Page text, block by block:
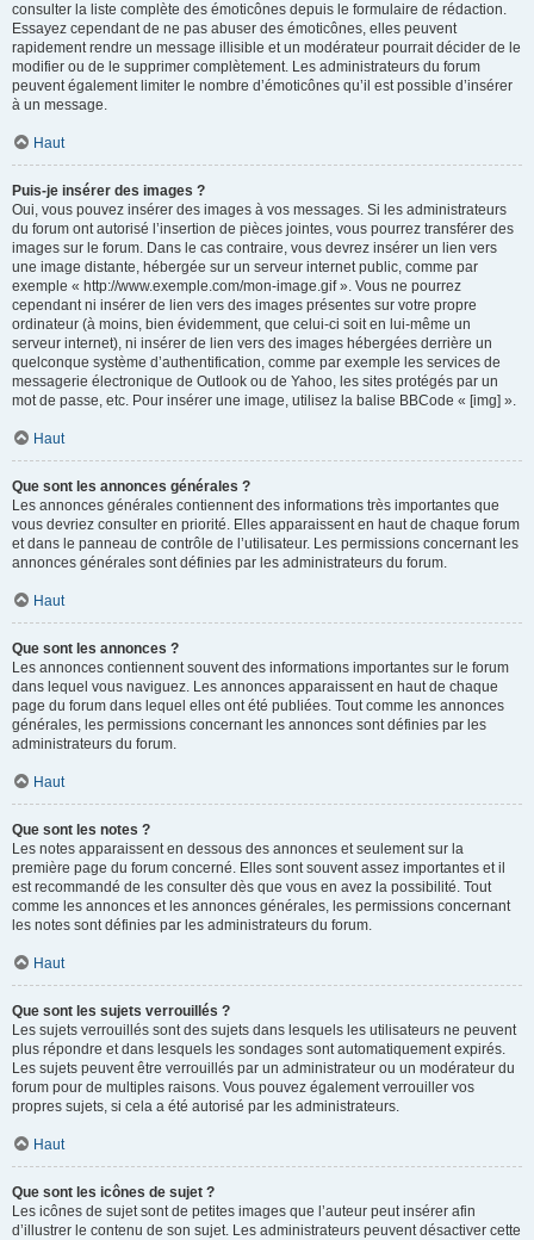
consulter la liste complète des émoticônes depuis le formulaire de rédaction.
Essayez cependant de ne pas abuser des émoticônes, elles peuvent
rapidement rendre un message illisible et un modérateur pourrait décider de le
modifier ou de le supprimer complètement. Les administrateurs du forum
peuvent également limiter le nombre d’émoticônes qu’il est possible d’insérer
à un message.
Haut
Puis-je insérer des images ?
Oui, vous pouvez insérer des images à vos messages. Si les administrateurs
du forum ont autorisé l’insertion de pièces jointes, vous pourrez transférer des
images sur le forum. Dans le cas contraire, vous devrez insérer un lien vers
une image distante, hébergée sur un serveur internet public, comme par
exemple « http://www.exemple.com/mon-image.gif ». Vous ne pourrez
cependant ni insérer de lien vers des images présentes sur votre propre
ordinateur (à moins, bien évidemment, que celui-ci soit en lui-même un
serveur internet), ni insérer de lien vers des images hébergées derrière un
quelconque système d’authentification, comme par exemple les services de
messagerie électronique de Outlook ou de Yahoo, les sites protégés par un
mot de passe, etc. Pour insérer une image, utilisez la balise BBCode « [img] ».
Haut
Que sont les annonces générales ?
Les annonces générales contiennent des informations très importantes que
vous devriez consulter en priorité. Elles apparaissent en haut de chaque forum
et dans le panneau de contrôle de l’utilisateur. Les permissions concernant les
annonces générales sont définies par les administrateurs du forum.
Haut
Que sont les annonces ?
Les annonces contiennent souvent des informations importantes sur le forum
dans lequel vous naviguez. Les annonces apparaissent en haut de chaque
page du forum dans lequel elles ont été publiées. Tout comme les annonces
générales, les permissions concernant les annonces sont définies par les
administrateurs du forum.
Haut
Que sont les notes ?
Les notes apparaissent en dessous des annonces et seulement sur la
première page du forum concerné. Elles sont souvent assez importantes et il
est recommandé de les consulter dès que vous en avez la possibilité. Tout
comme les annonces et les annonces générales, les permissions concernant
les notes sont définies par les administrateurs du forum.
Haut
Que sont les sujets verrouillés ?
Les sujets verrouillés sont des sujets dans lesquels les utilisateurs ne peuvent
plus répondre et dans lesquels les sondages sont automatiquement expirés.
Les sujets peuvent être verrouillés par un administrateur ou un modérateur du
forum pour de multiples raisons. Vous pouvez également verrouiller vos
propres sujets, si cela a été autorisé par les administrateurs.
Haut
Que sont les icônes de sujet ?
Les icônes de sujet sont de petites images que l’auteur peut insérer afin
d’illustrer le contenu de son sujet. Les administrateurs peuvent désactiver cette